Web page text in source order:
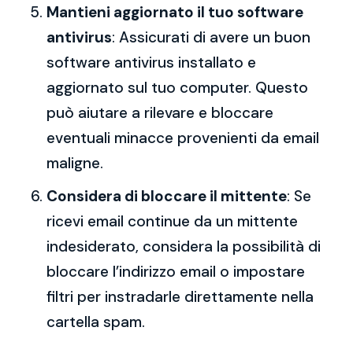
Mantieni aggiornato il tuo software
antivirus: Assicurati di avere un buon
software antivirus installato e
aggiornato sul tuo computer. Questo
può aiutare a rilevare e bloccare
eventuali minacce provenienti da email
maligne.
Considera di bloccare il mittente: Se
ricevi email continue da un mittente
indesiderato, considera la possibilità di
bloccare l’indirizzo email o impostare
filtri per instradarle direttamente nella
cartella spam.